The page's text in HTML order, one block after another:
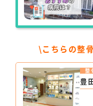
\こちらの整
豊
整